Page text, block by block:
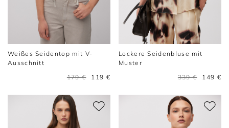
Weißes Seidentop mit V-
Ausschnitt
179 €
119 €
Lockere Seidenbluse mit
Muster
339 €
149 €